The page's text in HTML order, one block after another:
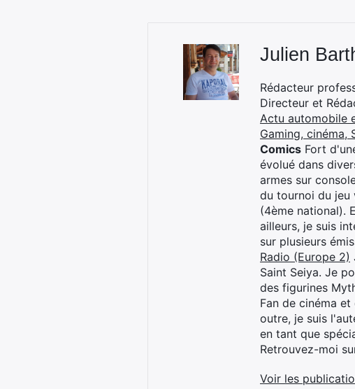
Julien
Rédacteur
Directeur et
Actu automobile
Gaming, cinéma,
Comics Fort
évolué dans
armes sur
du tournoi du jeu
(4ème national).
ailleurs, je suis
sur plusieurs
Radio (Europe 2)
Saint Seiya. Je
des figurines
Fan de cinéma
outre, je suis
en tant que
Retrouvez-moi
Voir les